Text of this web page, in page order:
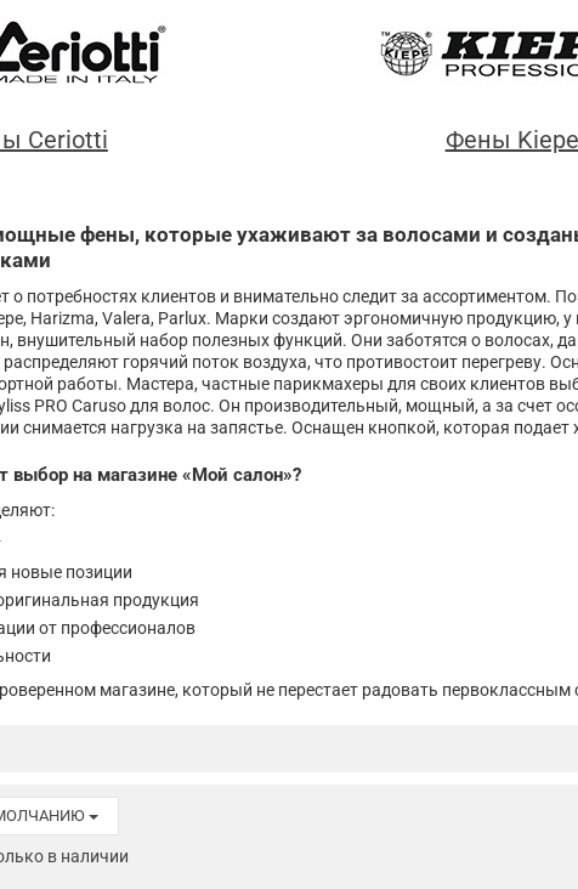
Ceriotti Фены Kiepe
фены, которые ухаживают за волосами и
о потребностях клиентов и внимательно следит за ассортиментом.
Harizma, Valera, Parlux. Марки создают эргономичную продукцию, у
внушительный набор полезных функций. Они заботятся о волосах,
горячий поток воздуха, что противостоит перегреву.
работы. Мастера, частные парикмахеры для своих клиентов
PRO Caruso для волос. Он производительный, мощный, а за счет
снимается нагрузка на запястье. Оснащен кнопкой, которая подает
выбор на магазине «Мой салон»?
новые позиции
продукция
от профессионалов
магазине, который не перестает радовать первоклассным
в наличии